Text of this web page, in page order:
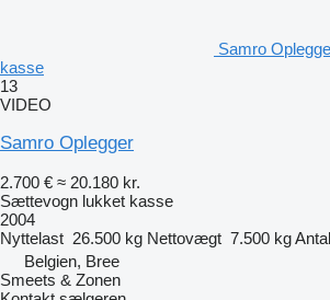
Samro
kasse
13
VIDEO
Samro Oplegger
2.700 € ≈ 20.180 kr.
Sættevogn lukket kasse
2004
Nyttelast 26.500 kg Nettovægt 7.500 kg
Belgien, Bree
Smeets & Zonen